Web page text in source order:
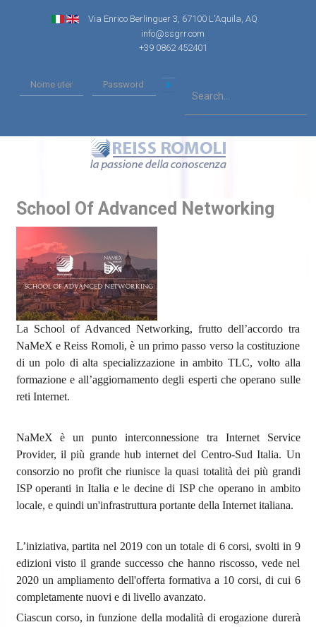
Via Enrico Berlinguer 3, 67100 L'Aquila, AQ
info@ssgrr.com
+39 0862 452401
School Of Advanced Networking
La School of Advanced Networking, frutto dell’accordo tra
NaMeX e Reiss Romoli, è un primo passo verso la costituzione
di un polo di alta specializzazione in ambito TLC, volto alla
formazione e all’aggiornamento degli esperti che operano sulle
reti Internet.
NaMeX è un punto interconnessione tra Internet Service
Provider, il più grande hub internet del Centro-Sud Italia. Un
consorzio no profit che riunisce la quasi totalità dei più grandi
ISP operanti in Italia e le decine di ISP che operano in ambito
locale, e quindi un'infrastruttura portante della Internet italiana.
L’iniziativa, partita nel 2019 con un totale di 6 corsi, svolti in 9
edizioni visto il grande successo che hanno riscosso, vede nel
2020 un ampliamento dell'offerta formativa a 10 corsi, di cui 6
completamente nuovi e di livello avanzato.
Ciascun corso, in funzione della modalità di erogazione durerà